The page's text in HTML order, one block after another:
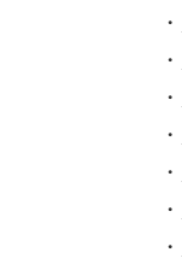
・
・
・
・
・
・
・